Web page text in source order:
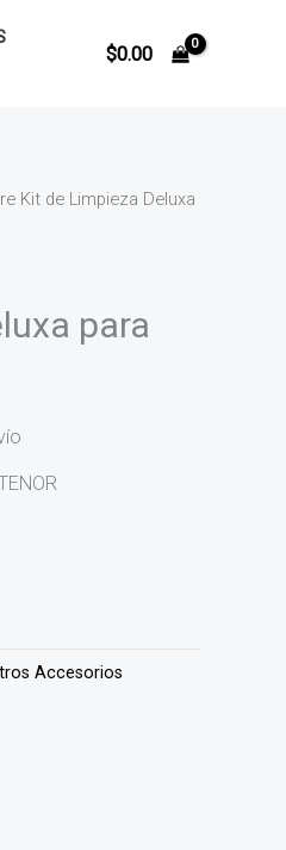
$0.00
Kit de Limpieza Deluxa
para
Accesorios